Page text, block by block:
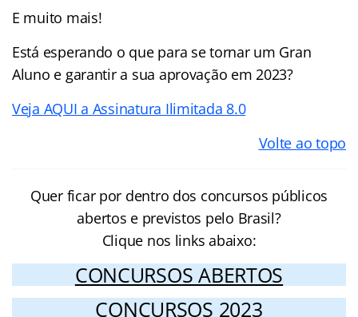
E muito mais!
Está esperando o que para se tornar um Gran
Aluno e garantir a sua aprovação em 2023?
Veja AQUI a Assinatura Ilimitada 8.0
Volte ao topo
Quer ficar por dentro dos concursos públicos
abertos e previstos pelo Brasil?
Clique nos links abaixo:
CONCURSOS ABERTOS
CONCURSOS 2023